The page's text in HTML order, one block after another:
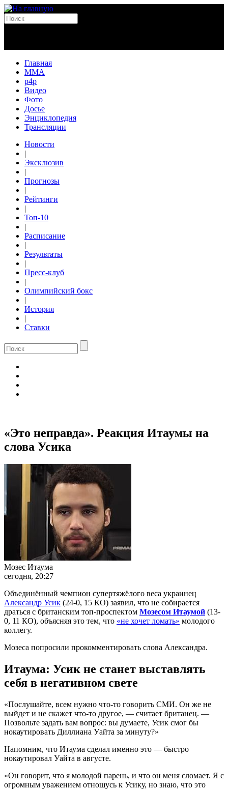
Главная
MMA
p4p
Видео
Фото
Досье
Энциклопедия
Трансляции
Новости
|
Эксклюзив
|
Прогнозы
|
Рейтинги
|
Топ-10
|
Расписание
|
Результаты
|
Пресс-клуб
|
Олимпийский бокс
|
История
|
Ставки
«Это неправда». Реакция Итаумы на
слова Усика
Мозес Итаума
сегодня, 20:27
Объединённый чемпион супертяжёлого веса украинец
Александр Усик (24-0, 15 КО) заявил, что не собирается
драться с британским топ-проспектом Мозесом Итаумой (13-
0, 11 КО), объясняя это тем, что «не хочет ломать» молодого
коллегу.
Мозеса попросили прокомментировать слова Александра.
Итаума: Усик не станет выставлять
себя в негативном свете
«Послушайте, всем нужно что-то говорить СМИ. Он же не
выйдет и не скажет что-то другое, — считает британец. —
Позвольте задать вам вопрос: вы думаете, Усик смог бы
нокаутировать Диллиана Уайта за минуту?»
Напомним, что Итаума сделал именно это — быстро
нокаутировал Уайта в августе.
«Он говорит, что я молодой парень, и что он меня сломает. Я с
огромным уважением отношусь к Усику, но знаю, что это